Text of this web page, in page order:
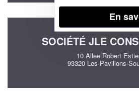
SOCIÉTÉ JLE
10 Allee Robert
93320 Les-Pavillons-
En